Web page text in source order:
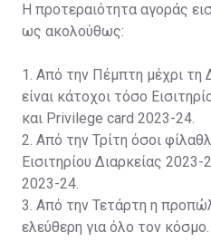
Η προτεραιότητα αγοράς
ως ακολούθως:
1. Από την Πέμπτη μέχρι τη
είναι κάτοχοι τόσο
και Privilege card 2023-24.
2. Από την Τρίτη όσοι
Εισιτηρίου Διαρκείας
2023-24.
3. Από την Τετάρτη η
ελεύθερη για όλο τον κόσμο.